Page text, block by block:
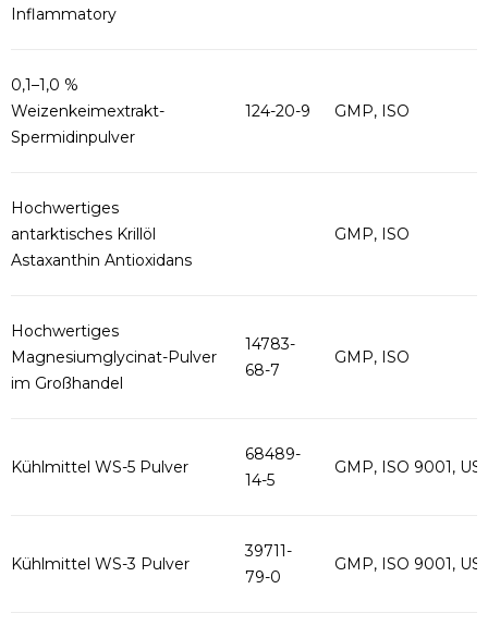
Inflammatory
0,1–1,0 %
Weizenkeimextrakt-
Spermidinpulver
124-20-9 GMP, ISO
Hochwertiges
antarktisches Krillöl
Astaxanthin Antioxidans
GMP, ISO
Hochwertiges
Magnesiumglycinat-Pulver
im Großhandel
14783-
68-7
GMP, ISO
Kühlmittel WS-5 Pulver
68489-
14-5
GMP, ISO 9001,
Kühlmittel WS-3 Pulver
39711-
79-0
GMP, ISO 9001,